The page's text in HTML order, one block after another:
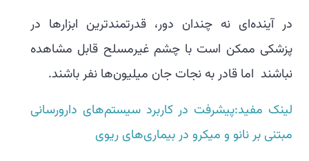
در آینده‌ای نه چندان دور، قدرتمندترین ابزارها در
پزشکی ممکن است با چشم غیرمسلح قابل مشاهده
نباشند اما قادر به نجات جان میلیون‌ها نفر باشند.
لینک مفید:پیشرفت در کاربرد سیستم‌های دارورسانی
مبتنی بر نانو و میکرو در بیماری‌های ریوی